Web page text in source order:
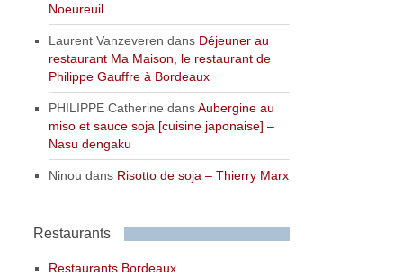
Noeureuil
Laurent Vanzeveren dans Déjeuner au
restaurant Ma Maison, le restaurant de
Philippe Gauffre à Bordeaux
PHILIPPE Catherine dansAubergine au
miso et sauce soja [cuisine japonaise] –
Nasu dengaku
Ninou dans Risotto de soja – Thierry Marx
Restaurants
Restaurants Bordeaux